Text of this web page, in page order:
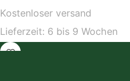
Kostenloser versand
Lieferzeit: 6 bis 9 Wochen